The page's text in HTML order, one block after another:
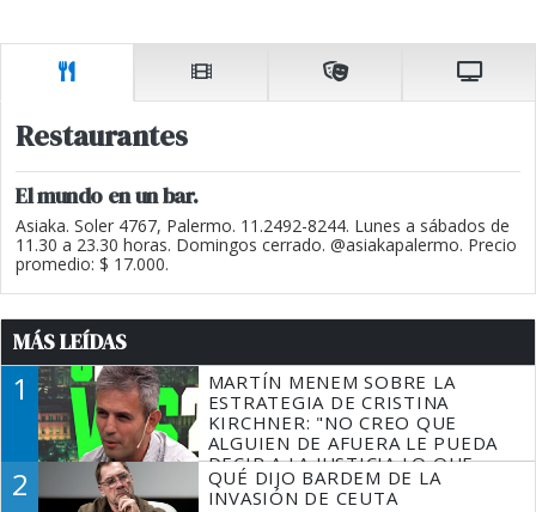
Restaurantes
El mundo en un bar.
Asiaka. Soler 4767, Palermo. 11.2492-8244. Lunes a sábados de
11.30 a 23.30 horas. Domingos cerrado. @asiakapalermo. Precio
promedio: $ 17.000.
MÁS LEÍDAS
1
MARTÍN MENEM SOBRE LA
ESTRATEGIA DE CRISTINA
KIRCHNER: "NO CREO QUE
ALGUIEN DE AFUERA LE PUEDA
DECIR A LA JUSTICIA LO QUE
TIENE QUE HACER"
2
QUÉ DIJO BARDEM DE LA
INVASIÓN DE CEUTA